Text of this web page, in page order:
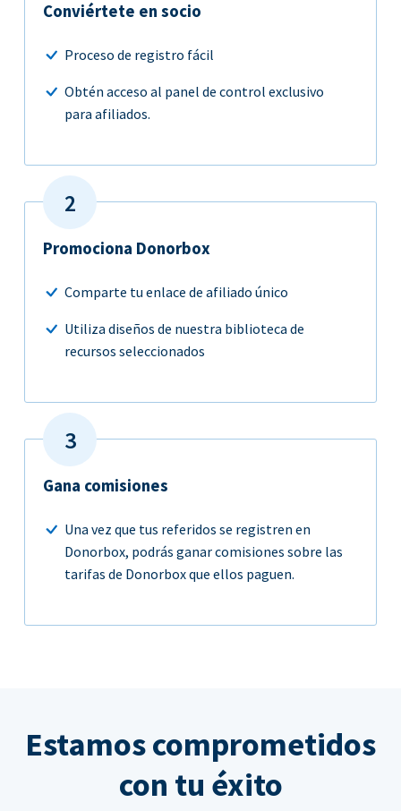
Conviértete en socio
Proceso de registro fácil
Obtén acceso al panel de control exclusivo
para afiliados.
Promociona Donorbox
Comparte tu enlace de afiliado único
Utiliza diseños de nuestra biblioteca de
recursos seleccionados
Gana comisiones
Una vez que tus referidos se registren en
Donorbox, podrás ganar comisiones sobre las
tarifas de Donorbox que ellos paguen.
Estamos comprometidos
con tu éxito